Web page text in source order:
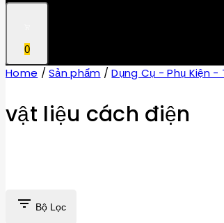
0
Home / Sản phẩm / Dụng Cụ - Phụ Kiện -
vật liệu cách điện
Bộ Lọc